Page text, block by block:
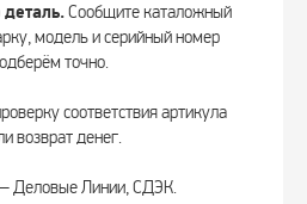
Сообщите каталожный
модель и серийный номер
точно.
соответствия артикула
возврат денег.
Деловые Линии, СДЭК.